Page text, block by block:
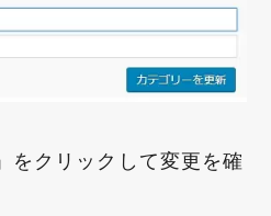
をクリックして変更を確